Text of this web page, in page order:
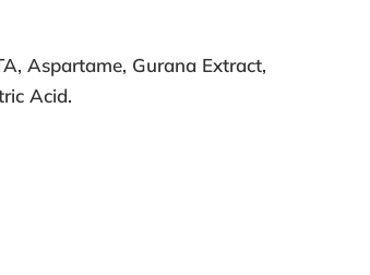
Aspartame, Gurana Extract,
Acid.